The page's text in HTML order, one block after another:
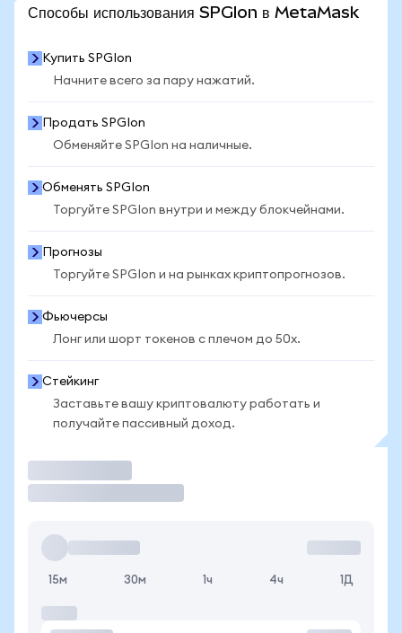
Способы использования SPGIon в MetaMask
Купить SPGIon
Начните всего за пару нажатий.
Продать SPGIon
Обменяйте SPGIon на наличные.
Обменять SPGIon
Торгуйте SPGIon внутри и между блокчейнами.
Прогнозы
Торгуйте SPGIon и на рынках криптопрогнозов.
Фьючерсы
Лонг или шорт токенов с плечом до 50x.
Стейкинг
Заставьте вашу криптовалюту работать и
получайте пассивный доход.
15м 30м 1ч 4ч 1Д